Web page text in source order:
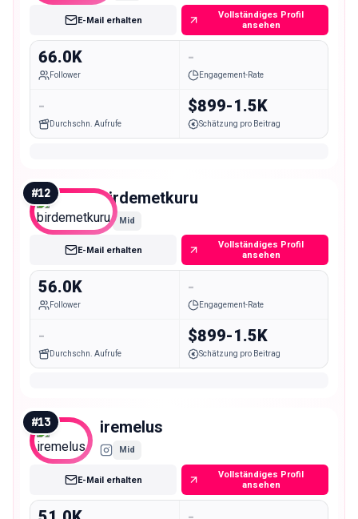
E-Mail erhalten
Vollständiges Profil
ansehen
66.0K
Follower
-
Engagement-Rate
-
Durchschn. Aufrufe
$899-1.5K
Schätzung pro Beitrag
#12 birdemetkuru
Mid
E-Mail erhalten
Vollständiges Profil
ansehen
56.0K
Follower
-
Engagement-Rate
-
Durchschn. Aufrufe
$899-1.5K
Schätzung pro Beitrag
#13 iremelus
Mid
E-Mail erhalten
Vollständiges Profil
ansehen